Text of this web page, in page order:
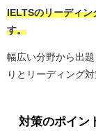
IELTSのリーディ
す。
幅広い分野から出
りとリーディング
対策のポイン